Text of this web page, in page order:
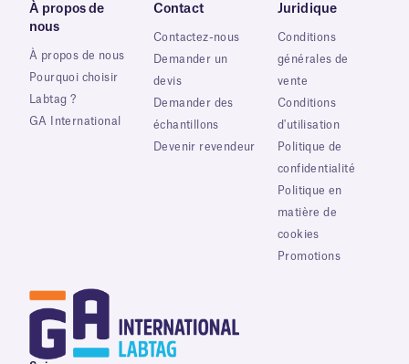
À propos de
nous
À propos de nous
Pourquoi choisir
Labtag ?
GA International
Contact
Contactez-nous
Demander un
devis
Demander des
échantillons
Devenir revendeur
Juridique
Conditions
générales de
vente
Conditions
d'utilisation
Politique de
confidentialité
Politique en
matière de
cookies
Promotions